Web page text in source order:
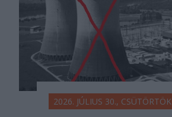
2026. JÚLIUS 30., CSÜTÖRTÖK